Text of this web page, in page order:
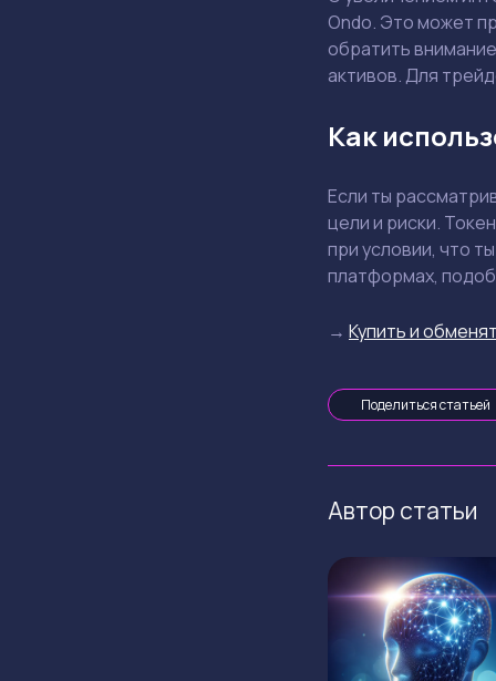
Ondo. Это может
обратить
активов. Для
Как
Если ты
цели и риски.
при условии, что
платформах,
→ Купить и
Поделиться статьей
Автор статьи